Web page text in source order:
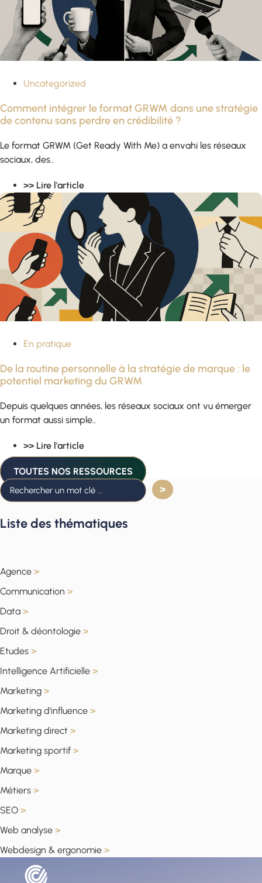
Uncategorized
Comment intégrer le format GRWM dans une stratégie
de contenu sans perdre en crédibilité ?
Le format GRWM (Get Ready With Me) a envahi les réseaux
sociaux, des..
>> Lire l'article
En pratique
De la routine personnelle à la stratégie de marque : le
potentiel marketing du GRWM
Depuis quelques années, les réseaux sociaux ont vu émerger
un format aussi simple..
>> Lire l'article
TOUTES NOS RESSOURCES
Liste des thématiques
Agence >
Communication >
Data >
Droit & déontologie >
Etudes >
Intelligence Artificielle >
Marketing >
Marketing d'influence >
Marketing direct >
Marketing sportif >
Marque >
Métiers >
SEO >
Web analyse >
Webdesign & ergonomie >